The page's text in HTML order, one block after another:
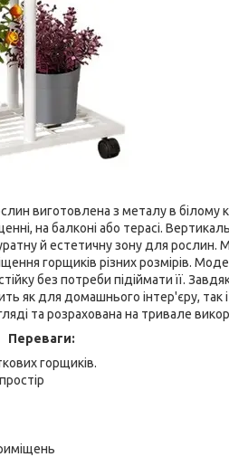
виготовлена з металу в білому
на балконі або терасі.
й естетичну зону для рослин.
горщиків різних розмірів.
без потреби підіймати її.
як для домашнього інтер'єру, так і
та розрахована на тривале
Переваги:
горщиків.